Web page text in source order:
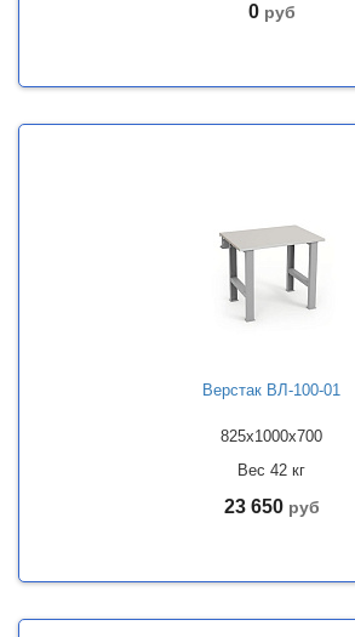
0 руб
Верстак ВЛ-100-01
825x1000x700
Вес 42 кг
23 650 руб